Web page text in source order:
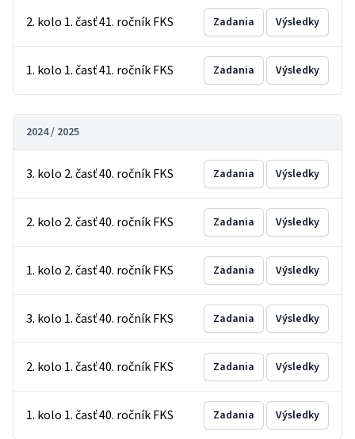
2. kolo 1. časť 41. ročník FKS Zadania Výsledky
1. kolo 1. časť 41. ročník FKS Zadania Výsledky
2024 / 2025
3. kolo 2. časť 40. ročník FKS Zadania Výsledky
2. kolo 2. časť 40. ročník FKS Zadania Výsledky
1. kolo 2. časť 40. ročník FKS Zadania Výsledky
3. kolo 1. časť 40. ročník FKS Zadania Výsledky
2. kolo 1. časť 40. ročník FKS Zadania Výsledky
1. kolo 1. časť 40. ročník FKS Zadania Výsledky